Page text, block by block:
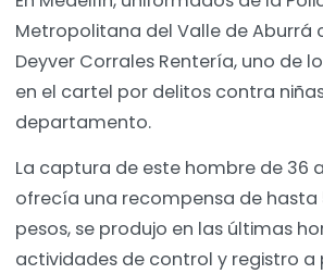
Metropolitana del Valle de Aburrá
Deyver Corrales Rentería, uno de
en el cartel por delitos contra
departamento.
La captura de este hombre de 36
ofrecía una recompensa de hasta
pesos, se produjo en las últimas
actividades de control y registro a